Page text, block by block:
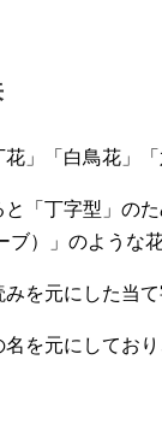
」「白鳥花」
と「丁字型」の
）」のような
みを元にした当
名を元にしてお